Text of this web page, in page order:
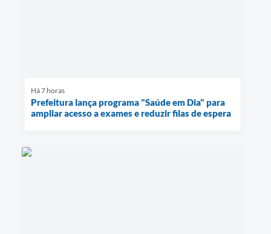
Há 7 horas
Prefeitura lança programa "Saúde em Dia" para
ampliar acesso a exames e reduzir filas de espera